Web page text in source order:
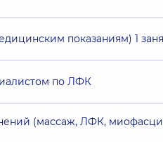
показаниям) 1
по ЛФК
(массаж, ЛФК,